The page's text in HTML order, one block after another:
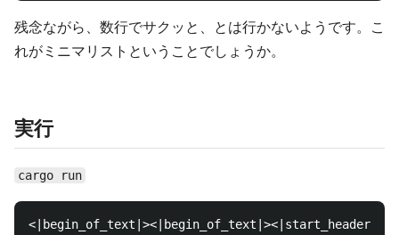
残念ながら、数行でサクッと、とは行かないようです。こ
れがミニマリストということでしょうか。
実行
cargo run